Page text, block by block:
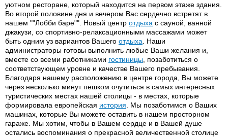
уютном ресторане, который находится на первом этаже здания.
Во второй половине дня и вечером Вас сердечно встретят в
нашем ""Лобби баре"". Новый центр отдыха с сауной, ванной
джакузи, со спортивно-релаксационными массажами может
быть одним уз вариантов Вашего отдыха . Наши
администраторы готовы выполнить любые Ваши желания и,
вместе со всеми работниками гостиницы , позаботиться о
соответствующем уровне и качестве Вашего пребывания.
Благодаря нашему расположению в центре города, Вы можете
через несколько минут пешком очутиться в самых интересных
туристических местах нашей столицы - в местах, которые
формировала европейская история . Мы позаботимся о Ваших
машинах, которые Вы можете оставить в нашем просторном
гараже. Мы хотим, чтобы в Вашем сердце и в Вашей душе
остались воспоминания о прекрасной величественной столице